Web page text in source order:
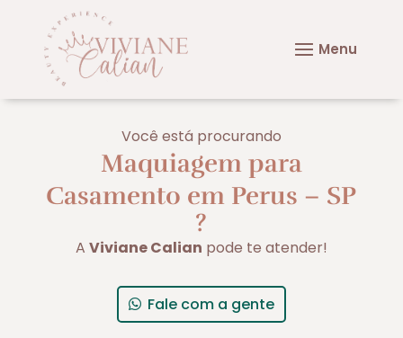
Você está procurando
Maquiagem para
Casamento em Perus – SP
?
A Viviane Calian pode te atender!
Fale com a gente